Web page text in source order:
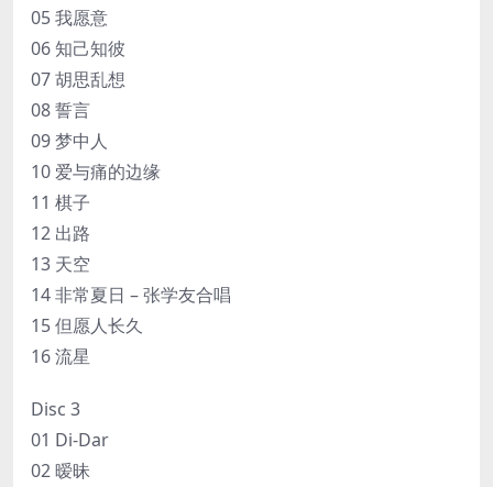
05 我愿意
06 知己知彼
07 胡思乱想
08 誓言
09 梦中人
10 爱与痛的边缘
11 棋子
12 出路
13 天空
14 非常夏日 – 张学友合唱
15 但愿人长久
16 流星
Disc 3
01 Di-Dar
02 暧昧